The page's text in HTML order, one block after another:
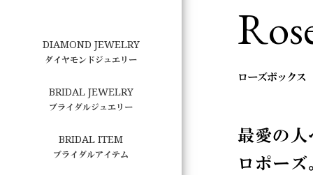
ローズボックス
最愛の
ロポーズ
DIAMOND JEWELRY
ダイヤモンドジュエリー
BRIDAL JEWELRY
ブライダルジュエリー
BRIDAL ITEM
ブライダルアイテム